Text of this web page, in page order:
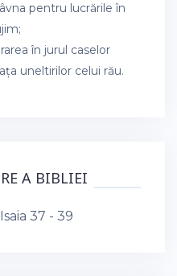
pentru lucrările în
în jurul caselor
uneltirilor celui rău.
A BIBLIEI
Isaia 37 - 39